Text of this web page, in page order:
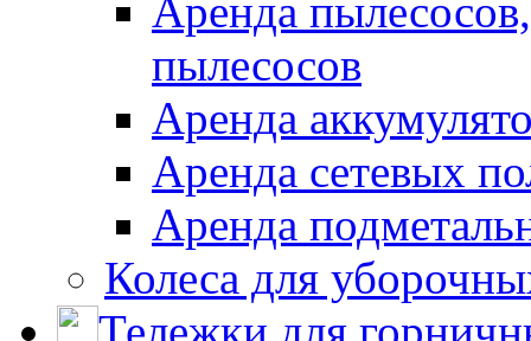
Аренда
пылесосов
Аренда
Аренда сетевых
Аренда
Колеса для
Тележки для